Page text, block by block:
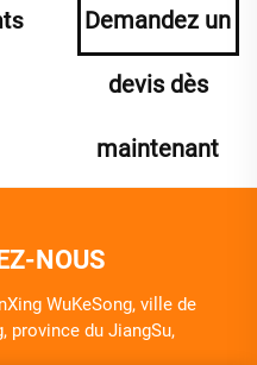
Demandez un
devis dès
maintenant
NOUS
WuKeSong, ville de
province du JiangSu,